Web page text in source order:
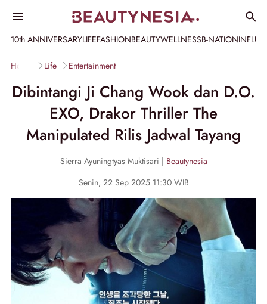
10th ANNIVERSARYLIFEFASHIONBEAUTYWELLNESSB-NATION
Home Life Entertainment
Dibintangi Ji Chang Wook dan D.O.
EXO, Drakor Thriller The
Manipulated Rilis Jadwal Tayang
Sierra Ayuningtyas Muktisari | Beautynesia
Senin, 22 Sep 2025 11:30 WIB